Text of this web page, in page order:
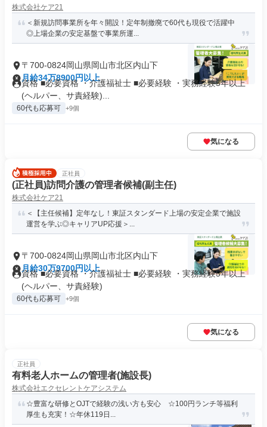
株式会社ケア21
＜新規訪問事業所を年々開設！定年制撤廃で60代も現役で活躍中
◎上場企業の安定基盤で事業所運...
〒700-0824岡山県岡山市北区内山下
月給34万8900円以上
資格 ■必要資格 ・介護福祉士 ■必要経験 ・実務経験5年以上
(ヘルパー、サ責経験)...
60代も応募可 +9個
気になる
正社員
(正社員)訪問介護の管理者候補(副主任)
株式会社ケア21
＜【主任候補】定年なし！東証スタンダード上場の安定企業で施設
運営を学ぶ◎キャリアUP応援＞...
〒700-0824岡山県岡山市北区内山下
月給30万9700円以上
資格 ■必要資格 ・介護福祉士 ■必要経験 ・実務経験5年以上
(ヘルパー、サ責経験)
60代も応募可 +9個
気になる
正社員
有料老人ホームの管理者(施設長)
株式会社エクセレントケアシステム
☆豊富な研修とOJTで経験の浅い方も安心 ☆100円ランチ等福利
厚生も充実！☆年休119日...